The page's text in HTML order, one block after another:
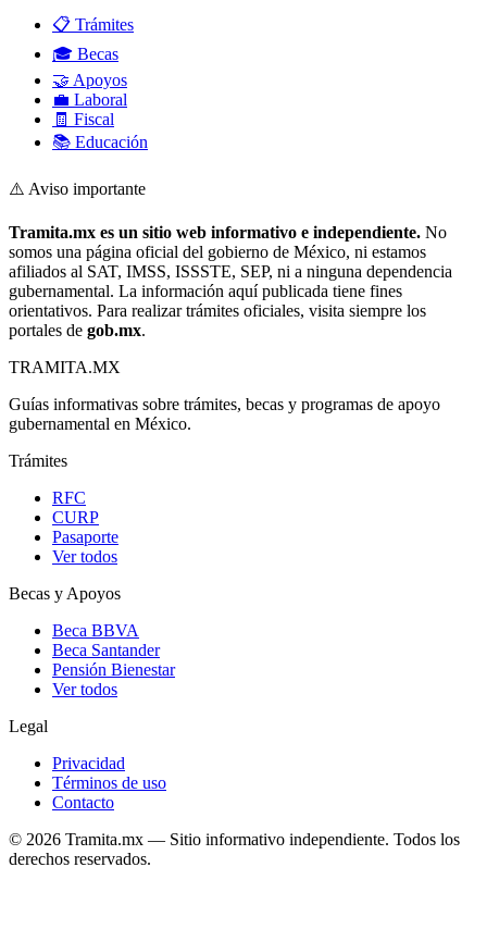
📋 Trámites
🎓 Becas
🤝 Apoyos
💼 Laboral
🧾 Fiscal
📚 Educación
⚠️ Aviso importante
Tramita.mx es un sitio web informativo e independiente. No
somos una página oficial del gobierno de México, ni estamos
afiliados al SAT, IMSS, ISSSTE, SEP, ni a ninguna dependencia
gubernamental. La información aquí publicada tiene fines
orientativos. Para realizar trámites oficiales, visita siempre los
portales de gob.mx.
TRAMITA.MX
Guías informativas sobre trámites, becas y programas de apoyo
gubernamental en México.
Trámites
RFC
CURP
Pasaporte
Ver todos
Becas y Apoyos
Beca BBVA
Beca Santander
Pensión Bienestar
Ver todos
Legal
Privacidad
Términos de uso
Contacto
© 2026 Tramita.mx — Sitio informativo independiente. Todos los
derechos reservados.